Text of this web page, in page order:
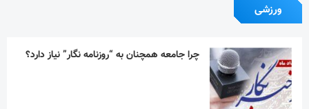
ورزشی
چرا جامعه همچنان به “روزنامه نگار” نیاز دارد؟